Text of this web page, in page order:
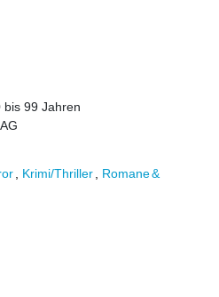
bis 99 Jahren
Krimi/Thriller
Romane &